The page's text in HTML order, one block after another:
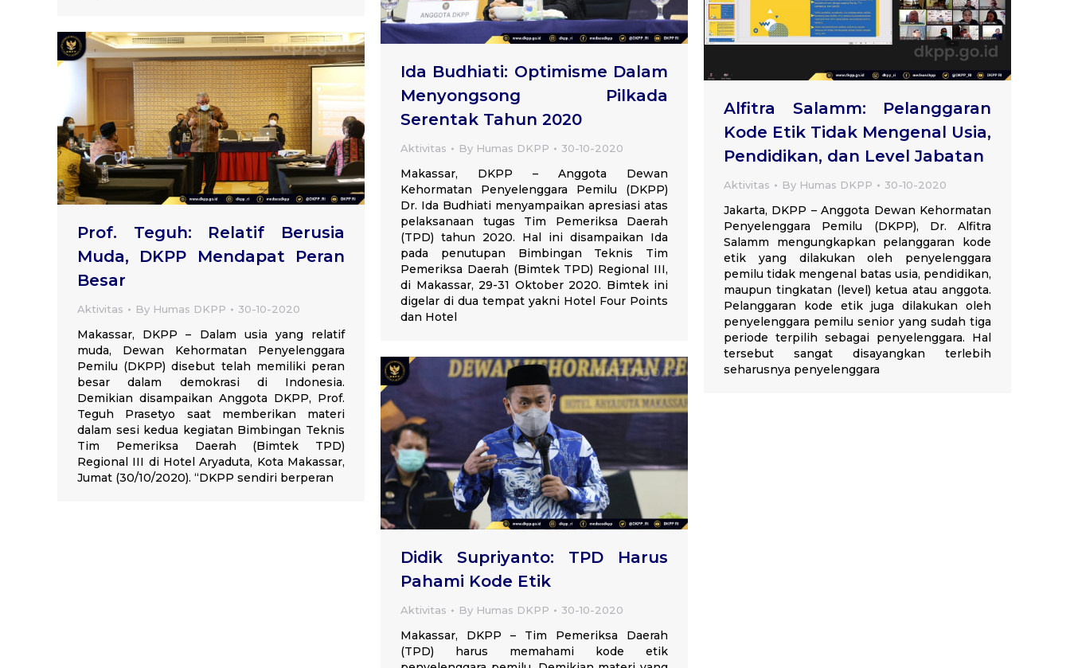
Ida Budhiati: Optimisme Dalam
Menyongsong Pilkada
Serentak Tahun 2020
Aktivitas By Humas DKPP 30-10-2020
Makassar, DKPP – Anggota Dewan
Kehormatan Penyelenggara Pemilu (DKPP)
Dr. Ida Budhiati menyampaikan apresiasi atas
pelaksanaan tugas Tim Pemeriksa Daerah
(TPD) tahun 2020. Hal ini disampaikan Ida
pada penutupan Bimbingan Teknis Tim
Pemeriksa Daerah (Bimtek TPD) Regional III,
di Makassar, 29-31 Oktober 2020. Bimtek ini
digelar di dua tempat yakni Hotel Four Points
dan Hotel
Alfitra Salamm: Pelanggaran
Kode Etik Tidak Mengenal Usia,
Pendidikan, dan Level Jabatan
Aktivitas By Humas DKPP 30-10-2020
Jakarta, DKPP – Anggota Dewan Kehormatan
Penyelenggara Pemilu (DKPP), Dr. Alfitra
Salamm mengungkapkan pelanggaran kode
etik yang dilakukan oleh penyelenggara
pemilu tidak mengenal batas usia, pendidikan,
maupun tingkatan (level) ketua atau anggota.
Pelanggaran kode etik juga dilakukan oleh
penyelenggara pemilu senior yang sudah tiga
periode terpilih sebagai penyelenggara. Hal
tersebut sangat disayangkan terlebih
seharusnya penyelenggara
Prof. Teguh: Relatif Berusia
Muda, DKPP Mendapat Peran
Besar
Aktivitas By Humas DKPP 30-10-2020
Makassar, DKPP – Dalam usia yang relatif
muda, Dewan Kehormatan Penyelenggara
Pemilu (DKPP) disebut telah memiliki peran
besar dalam demokrasi di Indonesia.
Demikian disampaikan Anggota DKPP, Prof.
Teguh Prasetyo saat memberikan materi
dalam sesi kedua kegiatan Bimbingan Teknis
Tim Pemeriksa Daerah (Bimtek TPD)
Regional III di Hotel Aryaduta, Kota Makassar,
Jumat (30/10/2020). “DKPP sendiri berperan
Didik Supriyanto: TPD Harus
Pahami Kode Etik
Aktivitas By Humas DKPP 30-10-2020
Makassar, DKPP – Tim Pemeriksa Daerah
(TPD) harus memahami kode etik